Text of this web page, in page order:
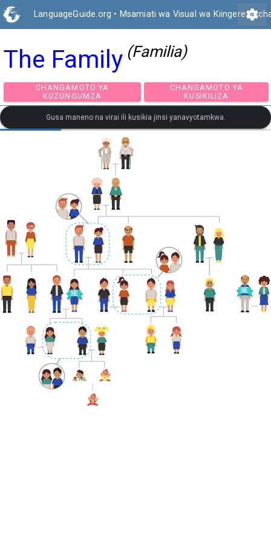
LanguageGuide.org • Msamiati wa Visual wa Kiingereza
settings
The Family (Familia)
CHANGAMOTO YA
KUZUNGUMZA
CHANGAMOTO
KUSIKILIZA
Gusa maneno na virai ili kusikia jinsi yanavyotamkwa.